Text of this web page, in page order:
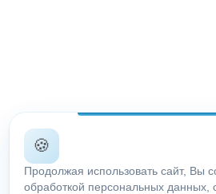
🍪
Продолжая использовать сайт, Вы
обработкой персональных данных,